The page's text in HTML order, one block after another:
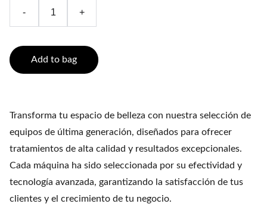
- +
Add to bag
Transforma tu espacio de belleza con nuestra selección de
equipos de última generación, diseñados para ofrecer
tratamientos de alta calidad y resultados excepcionales.
Cada máquina ha sido seleccionada por su efectividad y
tecnología avanzada, garantizando la satisfacción de tus
clientes y el crecimiento de tu negocio.